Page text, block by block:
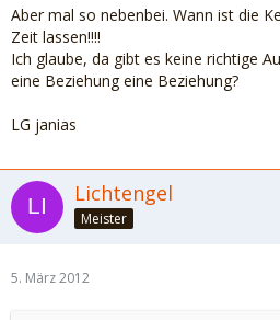
Aber mal so nebenbei. Wann ist die
Zeit lassen!!!!
Ich glaube, da gibt es keine richtige
eine Beziehung eine Beziehung?
LG janias
Lichtengel
Meister
5. März 2012